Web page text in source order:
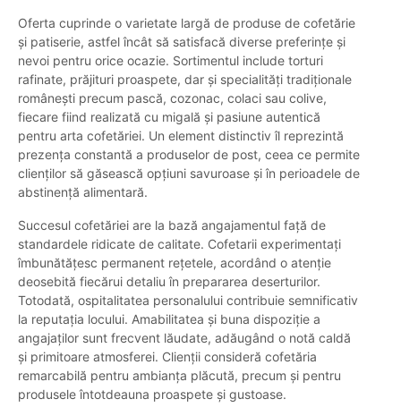
Oferta cuprinde o varietate largă de produse de cofetărie
și patiserie, astfel încât să satisfacă diverse preferințe și
nevoi pentru orice ocazie. Sortimentul include torturi
rafinate, prăjituri proaspete, dar și specialități tradiționale
românești precum pască, cozonac, colaci sau colive,
fiecare fiind realizată cu migală și pasiune autentică
pentru arta cofetăriei. Un element distinctiv îl reprezintă
prezența constantă a produselor de post, ceea ce permite
clienților să găsească opțiuni savuroase și în perioadele de
abstinență alimentară.
Succesul cofetăriei are la bază angajamentul față de
standardele ridicate de calitate. Cofetarii experimentați
îmbunătățesc permanent rețetele, acordând o atenție
deosebită fiecărui detaliu în prepararea deserturilor.
Totodată, ospitalitatea personalului contribuie semnificativ
la reputația locului. Amabilitatea și buna dispoziție a
angajaților sunt frecvent lăudate, adăugând o notă caldă
și primitoare atmosferei. Clienții consideră cofetăria
remarcabilă pentru ambianța plăcută, precum și pentru
produsele întotdeauna proaspete și gustoase.